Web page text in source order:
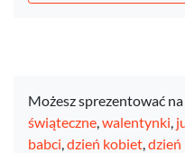
Możesz sprezentować na
świąteczne,walentynki,
babci,dzień kobiet,dzień